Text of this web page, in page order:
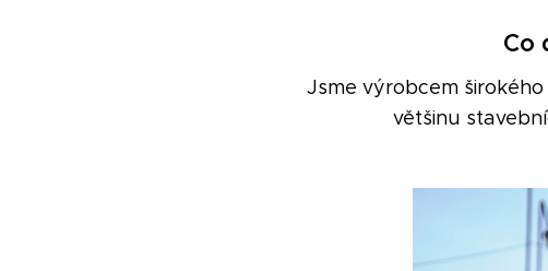
Co
Jsme výrobcem
většinu